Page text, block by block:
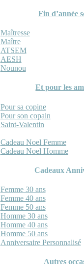
Fin d’année
Maîtresse
Maître
ATSEM
AESH
Nounou
Et pour les
Pour sa copine
Pour son copain
Saint-Valentin
Cadeau Noel Femme
Cadeau Noel Homme
Cadeaux
Femme 30 ans
Femme 40 ans
Femme 50 ans
Homme 30 ans
Homme 40 ans
Homme 50 ans
Anniversaire Personnalisé
Autres